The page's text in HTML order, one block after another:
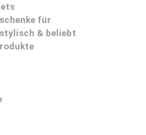
für
& beliebt